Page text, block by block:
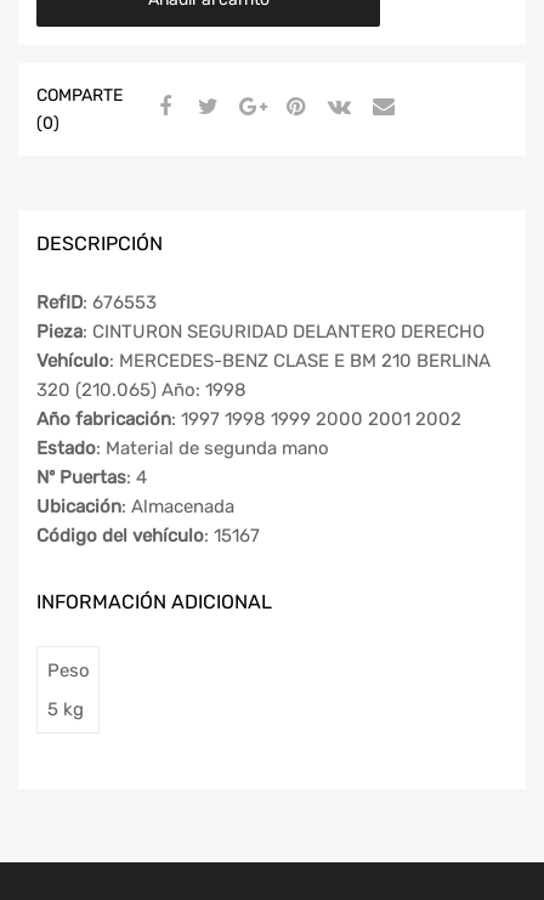
COMPARTE
(0)
DESCRIPCIÓN
RefID: 676553
Pieza: CINTURON SEGURIDAD DELANTERO DERECHO
Vehículo: MERCEDES-BENZ CLASE E BM 210 BERLINA
320 (210.065) Año: 1998
Año fabricación: 1997 1998 1999 2000 2001 2002
Estado: Material de segunda mano
Nº Puertas: 4
Ubicación: Almacenada
Código del vehículo: 15167
INFORMACIÓN ADICIONAL
Peso
5 kg